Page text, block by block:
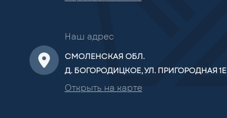
Наш адрес
СМОЛЕНСКАЯ ОБЛ.
Д. БОГОРОДИЦКОЕ, УЛ. ПРИГОРОДНАЯ 1Е
Открыть на карте